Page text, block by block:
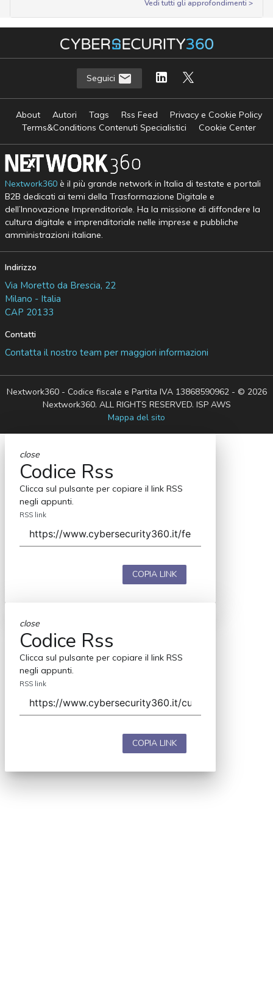
Vedi tutti gli approfondimenti >
Seguici
About Autori Tags Rss Feed
Privacy e Cookie Policy
Terms&Conditions Contenuti Specialistici
Cookie Center
Nextwork360è il più grande network in Italia di testate e portali
B2B dedicati ai temi della Trasformazione Digitale e
dell’Innovazione Imprenditoriale. Ha la missione di diffondere la
cultura digitale e imprenditoriale nelle imprese e pubbliche
amministrazioni italiane.
Indirizzo
Via Moretto da Brescia, 22
Milano - Italia
CAP 20133
Contatti
Contatta il nostro team per maggiori informazioni
Nextwork360 - Codice fiscale e Partita IVA 13868590962 - © 2026
Nextwork360. ALL RIGHTS RESERVED. ISP AWS
Mappa del sito
close
Codice Rss
Clicca sul pulsante per copiare il link RSS
negli appunti.
RSS link
COPIA LINK
close
Codice Rss
Clicca sul pulsante per copiare il link RSS
negli appunti.
RSS link
COPIA LINK